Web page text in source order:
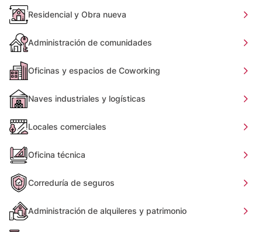
Residencial y Obra nueva
Administración de comunidades
Oficinas y espacios de Coworking
Naves industriales y logísticas
Locales comerciales
Oficina técnica
Correduría de seguros
Administración de alquileres y patrimonio